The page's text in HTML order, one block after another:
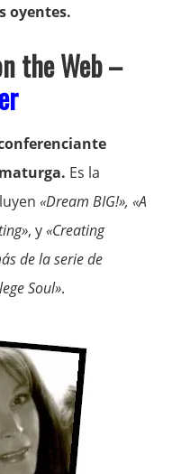
oyentes.
the Web –
Es la
«Dream BIG!», «A
, y«Creating
de la serie de
Soul».